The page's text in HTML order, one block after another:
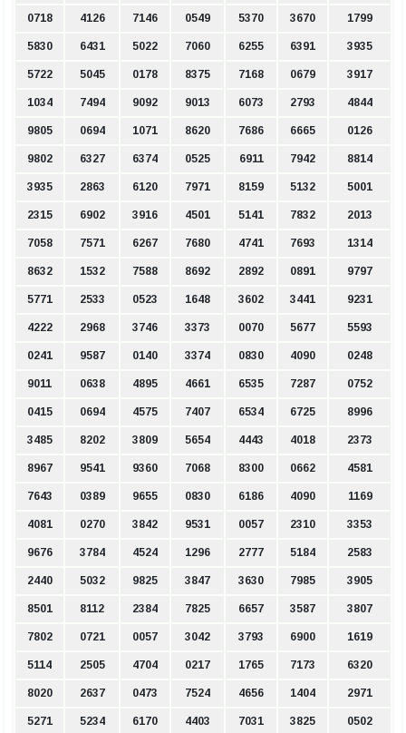
0718 4126 7146 0549 5370 3670 1799
5830 6431 5022 7060 6255 6391 3935
5722 5045 0178 8375 7168 0679 3917
1034 7494 9092 9013 6073 2793 4844
9805 0694 1071 8620 7686 6665 0126
9802 6327 6374 0525 6911 7942 8814
3935 2863 6120 7971 8159 5132 5001
2315 6902 3916 4501 5141 7832 2013
7058 7571 6267 7680 4741 7693 1314
8632 1532 7588 8692 2892 0891 9797
5771 2533 0523 1648 3602 3441 9231
4222 2968 3746 3373 0070 5677 5593
0241 9587 0140 3374 0830 4090 0248
9011 0638 4895 4661 6535 7287 0752
0415 0694 4575 7407 6534 6725 8996
3485 8202 3809 5654 4443 4018 2373
8967 9541 9360 7068 8300 0662 4581
7643 0389 9655 0830 6186 4090 1169
4081 0270 3842 9531 0057 2310 3353
9676 3784 4524 1296 2777 5184 2583
2440 5032 9825 3847 3630 7985 3905
8501 8112 2384 7825 6657 3587 3807
7802 0721 0057 3042 3793 6900 1619
5114 2505 4704 0217 1765 7173 6320
8020 2637 0473 7524 4656 1404 2971
5271 5234 6170 4403 7031 3825 0502